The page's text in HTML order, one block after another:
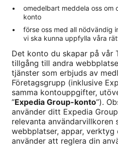
omedelbart meddela oss om
konto
förse oss med all nödvändig
vi ska kunna uppfylla våra
Det konto du skapar på vår
tillgång till andra
tjänster som erbjuds av
Företagsgrupp (inklusive
samma kontouppgifter,
”Expedia Group-konto”).
använder ditt Expedia
relevanta användarvillkoren
webbplatser, appar, verktyg
använder att reglera din